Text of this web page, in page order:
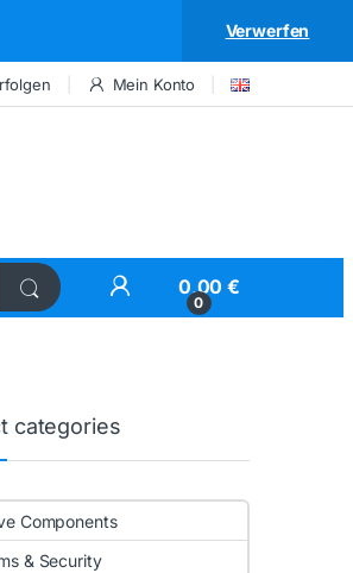
Verwerfen
Mein Konto
My Account
0
0,00€
categories
Components
& Security